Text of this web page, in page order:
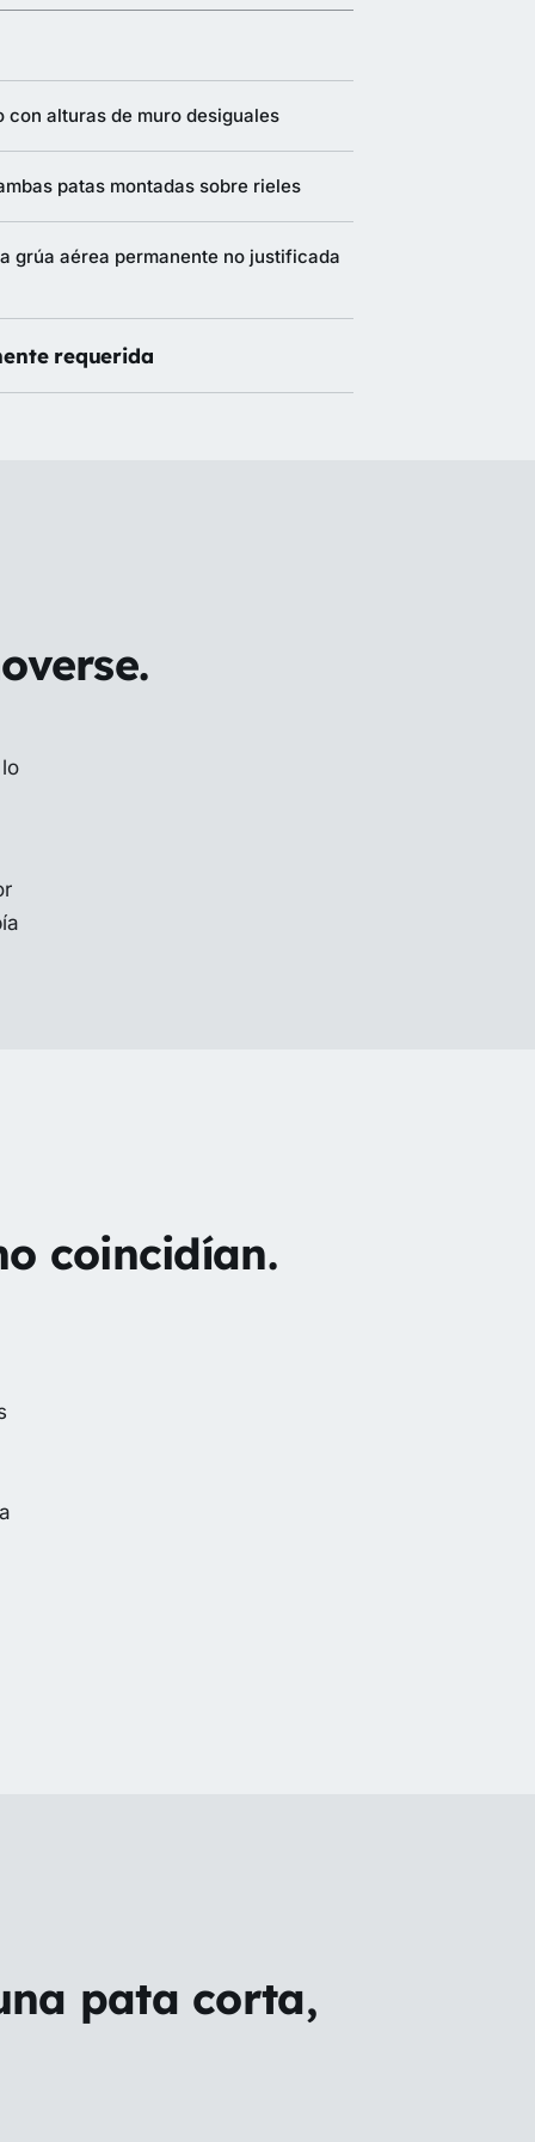
con alturas de muro desiguales
patas montadas sobre rieles
grúa aérea permanente no justificada
requerida
coincidían.
pata corta,